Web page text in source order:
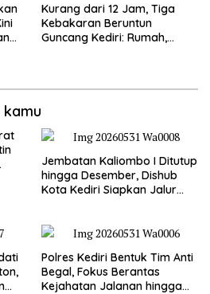
Kurang dari 12 Jam, Tiga
Kebakaran Beruntun
Guncang Kediri: Rumah,
Jembatan Kaliombo I Ditutup
hingga Desember, Dishub
Kota Kediri Siapkan Jalur
Polres Kediri Bentuk Tim Anti
Begal, Fokus Berantas
Kejahatan Jalanan hingga